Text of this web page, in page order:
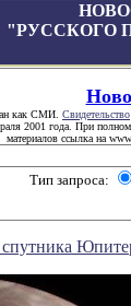
"РУССКОГО
как СМИ. Свидетельство
2001 года. При
материалов ссылка на
Тип запроса: